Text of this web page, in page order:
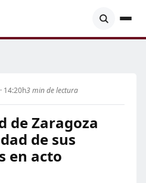
14:20h3 min de lectura
de Zaragoza
de sus
en acto